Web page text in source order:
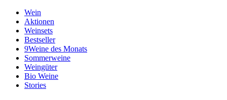
Wein
Aktionen
Weinsets
Bestseller
9Weine des Monats
Sommerweine
Weingüter
Bio Weine
Stories